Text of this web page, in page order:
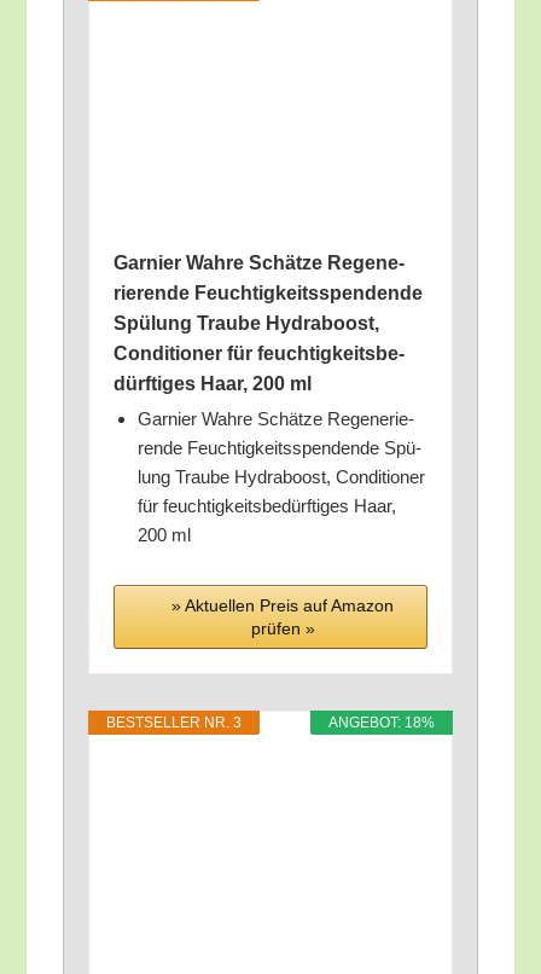
Gar­nier Wah­re Schät­ze Rege­ne­
rie­ren­de Feuch­tig­keits­spen­den­de
Spü­lung Trau­be Hydra­boost,
Con­di­tio­ner für feuch­tig­keits­be­
dürf­ti­ges Haar, 200 ml
Gar­nier Wah­re Schät­ze Rege­ne­rie­
ren­de Feuch­tig­keits­spen­den­de Spü­
lung Trau­be Hydra­boost, Con­di­tio­ner
für feuch­tig­keits­be­dürf­ti­ges Haar,
200 ml
» Aktu­el­len Preis auf Ama­zon
prü­fen »
ANGE­BOT: 18%
BEST­SEL­LER NR. 3